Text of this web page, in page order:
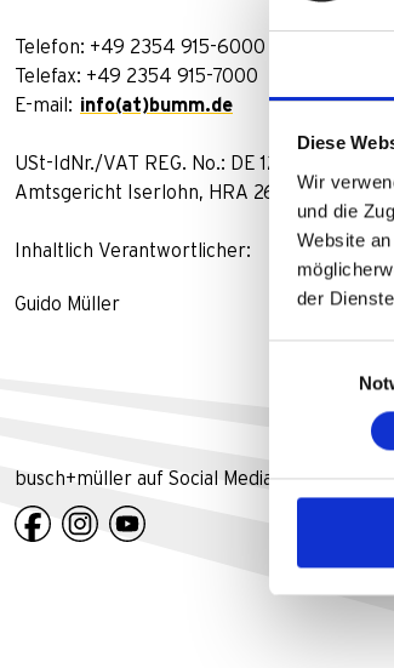
Diese
Wir
und die
Website
der
Telefon: +49 2354 915-6000
Telefax: +49 2354 915-7000
E-mail: info(at)bumm.de
USt-IdNr./VAT REG. No.: DE 125790090
Amtsgericht Iserlohn, HRA 2601
Inhaltlich Verantwortlicher:
Guido Müller
busch+müller auf Social Media